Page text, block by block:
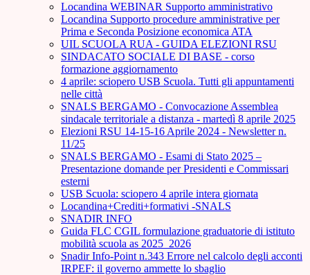
Locandina WEBINAR Supporto amministrativo
Locandina Supporto procedure amministrative per
Prima e Seconda Posizione economica ATA
UIL SCUOLA RUA - GUIDA ELEZIONI RSU
SINDACATO SOCIALE DI BASE - corso
formazione aggiornamento
4 aprile: sciopero USB Scuola. Tutti gli appuntamenti
nelle città
SNALS BERGAMO - Convocazione Assemblea
sindacale territoriale a distanza - martedì 8 aprile 2025
Elezioni RSU 14-15-16 Aprile 2024 - Newsletter n.
11/25
SNALS BERGAMO - Esami di Stato 2025 –
Presentazione domande per Presidenti e Commissari
esterni
USB Scuola: sciopero 4 aprile intera giornata
Locandina+Crediti+formativi -SNALS
SNADIR INFO
Guida FLC CGIL formulazione graduatorie di istituto
mobilità scuola as 2025_2026
Snadir Info-Point n.343 Errore nel calcolo degli acconti
IRPEF: il governo ammette lo sbaglio